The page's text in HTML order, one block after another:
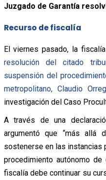
Juzgado de Garantía
Recurso de fiscalía
El viernes pasado, la
resolución del citado
suspensión del
metropolitano, Claudio
investigación del Caso
A través de una
argumentó que “más allá
sostenerse en las instancias
procedimiento autónomo
fiscalía debe continuar su